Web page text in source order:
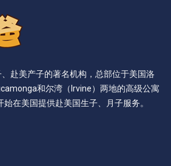
赴美产子的著名机构，总部位于美国洛
和尔湾（Irvine）两地的高级公寓
在美国提供赴美国生子、月子服务。